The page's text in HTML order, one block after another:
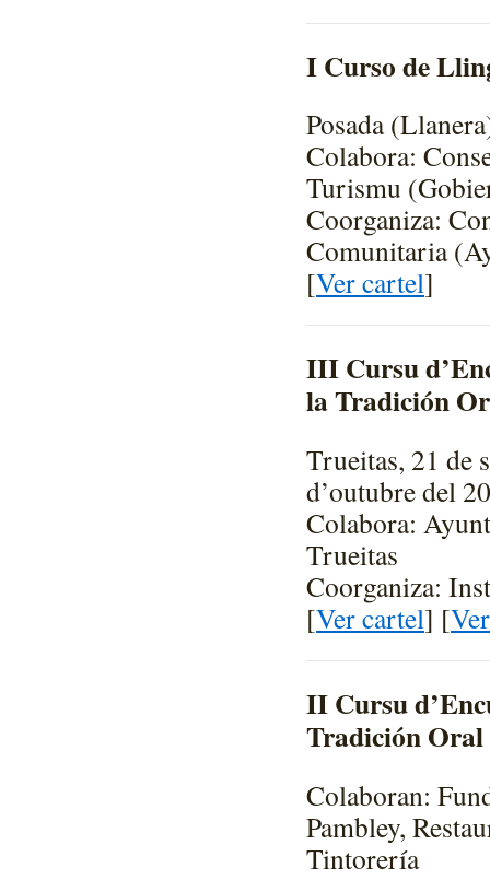
I Curso de
Posada
Colabora:
Turismu
Coorganiza:
Comunitaria
[Ver cartel]
III Cursu
la Tradición
Trueitas, 21 de
d’outubre del
Colabora:
Trueitas
Coorganiza:
[Ver cartel] [
II Cursu
Tradición
Colaboran:
Pambley,
Tintorería